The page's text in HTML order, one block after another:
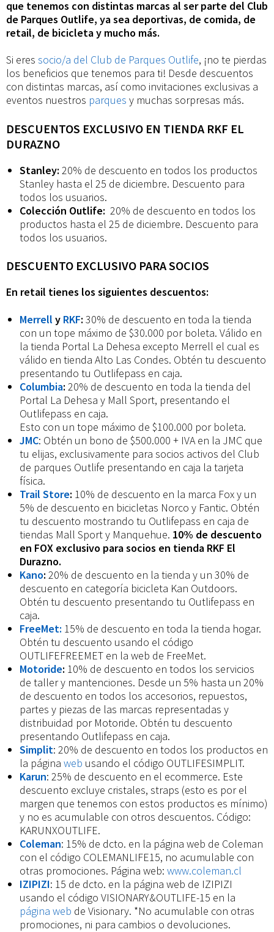
Ven
a
conocer
los
beneficios
que
tenemos
para
ti
que tenemos con distintas marcas al ser parte del Club
de Parques Outlife, ya sea deportivas, de comida, de
retail, de bicicleta y mucho más.
Si eres socio/a del Club de Parques Outlife, ¡no te pierdas
los beneficios que tenemos para ti! Desde descuentos
con distintas marcas, así como invitaciones exclusivas a
eventos nuestros parques y muchas sorpresas más.
DESCUENTOS EXCLUSIVO EN TIENDA RKF EL
DURAZNO
Stanley: 20% de descuento en todos los productos
Stanley hasta el 25 de diciembre. Descuento para
todos los usuarios.
Colección Outlife: 20% de descuento en todos los
productos hasta el 25 de diciembre. Descuento para
todos los usuarios.
DESCUENTO EXCLUSIVO PARA SOCIOS
En retail tienes los siguientes descuentos:
Merrell y RKF: 30% de descuento en toda la tienda
con un tope máximo de $30.000 por boleta. Válido en
la tienda Portal La Dehesa excepto Merrell el cual es
válido en tienda Alto Las Condes. Obtén tu descuento
presentando tu Outlifepass en caja.
Columbia: 20% de descuento en toda la tienda del
Portal La Dehesa y Mall Sport, presentando el
Outlifepass en caja.
Esto con un tope máximo de $100.000 por boleta.
JMC: Obtén un bono de $500.000 + IVA en la JMC que
tu elijas, exclusivamente para socios activos del Club
de parques Outlife presentando en caja la tarjeta
física.
Trail Store: 10% de descuento en la marca Fox y un
5% de descuento en bicicletas Norco y Fantic. Obtén
tu descuento mostrando tu Outlifepass en caja de
tiendas Mall Sport y Manquehue. 10% de descuento
en FOX exclusivo para socios en tienda RKF El
Durazno.
Kano: 20% de descuento en la tienda y un 30% de
descuento en categoría bicicleta Kan Outdoors.
Obtén tu descuento presentando tu Outlifepass en
caja.
FreeMet: 15% de descuento en toda la tienda hogar.
Obtén tu descuento usando el código
OUTLIFEFREEMET en la web de FreeMet.
Motoride: 10% de descuento en todos los servicios
de taller y mantenciones. Desde un 5% hasta un 20%
de descuento en todos los accesorios, repuestos,
partes y piezas de las marcas representadas y
distribuidad por Motoride. Obtén tu descuento
presentando Outlifepass en caja.
Simplit: 20% de descuento en todos los productos en
la página web usando el código OUTLIFESIMPLIT.
Karun: 25% de descuento en el ecommerce. Este
descuento excluye cristales, straps (esto es por el
margen que tenemos con estos productos es mínimo)
y no es acumulable con otros descuentos. Código:
KARUNXOUTLIFE.
Coleman: 15% de dcto. en la página web de Coleman
con el código COLEMANLIFE15, no acumulable con
otras promociones. Página web: www.coleman.cl
IZIPIZI: 15 de dcto. en la página web de IZIPIZI
usando el código VISIONARY&OUTLIFE-15 en la
página web de Visionary. *No acumulable con otras
promociones, ni para cambios o devoluciones.